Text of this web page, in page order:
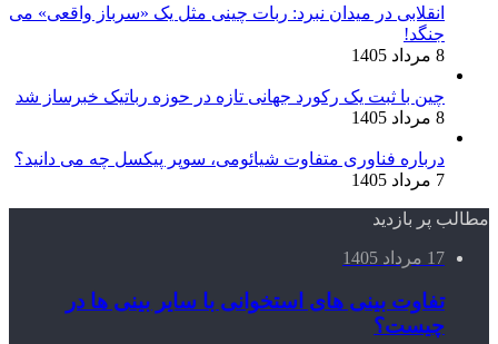
انقلابی در میدان نبرد: ربات چینی مثل یک «سرباز واقعی» می‌
جنگد!
8 مرداد 1405
چین با ثبت یک رکورد جهانی تازه در حوزه رباتیک خبرساز شد
8 مرداد 1405
درباره فناوری متفاوت شیائومی، سوپر پیکسل چه می دانید؟
7 مرداد 1405
مطالب پر بازدید
17 مرداد 1405
تفاوت بینی های استخوانی با سایر بینی ها در
چیست؟